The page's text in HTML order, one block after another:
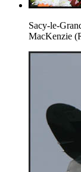
Sacy-le-
MacKenzie